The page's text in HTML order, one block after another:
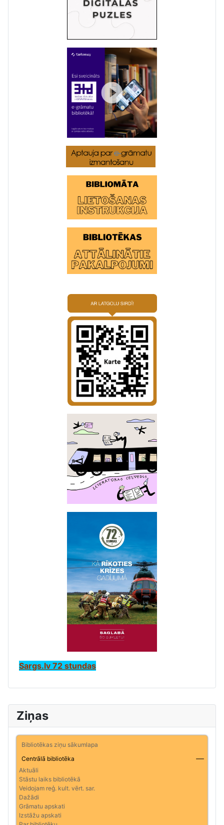
Ziņas
Bibliotēkas ziņu sākumlapa
Centrālā bibliotēka
Aktuāli
Stāstu laiks bibliotēkā
Veidojam reģ. kult. vērt. sar.
Dažādi
Grāmatu apskati
Izstāžu apskati
Sargs.lv 72 stundas